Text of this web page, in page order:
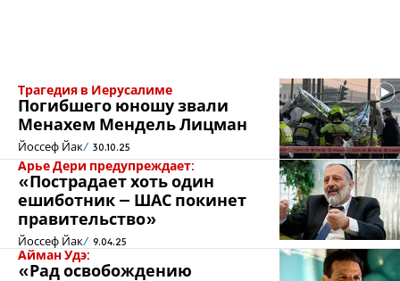
Трагедия в Иерусалиме
Погибшего юношу звали
Менахем Мендель Лицман
Йоссеф Йак 30.10.25
Арье Дери предупреждает:
«Пострадает хоть один
ешиботник – ШАС покинет
правительство»
Йоссеф Йак 9.04.25
Айман Удэ:
«Рад освобождению